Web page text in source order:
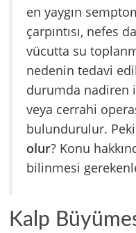
en yaygın
çarpıntısı, nefes
vücutta su
nedenin tedavi
durumda nadiren
veya cerrahi
bulundurulur. Peki
olur? Konu
bilinmesi
Kalp